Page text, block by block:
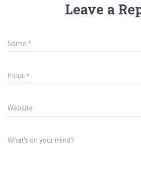
Leave a
Name *
Email *
Website
What's on your mind?